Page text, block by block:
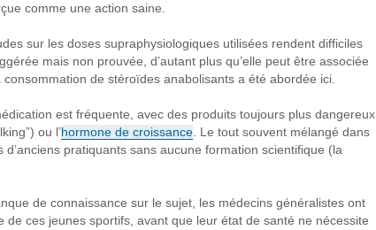
comme une action saine.
sur les doses supraphysiologiques utilisées rendent difficiles
mais non prouvée, d’autant plus qu’elle peut être associée
de stéroïdes anabolisants a été abordée ici.
est fréquente, avec des produits toujours plus dangereux
ou l’hormone de croissance. Le tout souvent mélangé dans
pratiquants sans aucune formation scientifique (la
de connaissance sur le sujet, les médecins généralistes ont
ces jeunes sportifs, avant que leur état de santé ne nécessite